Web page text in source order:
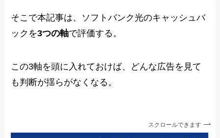
そこで本記事は、ソフトバンク光のキャッシュバ
ックを3つの軸で評価する。
この3軸を頭に入れておけば、どんな広告を見て
も判断が揺らがなくなる。
スクロールできます